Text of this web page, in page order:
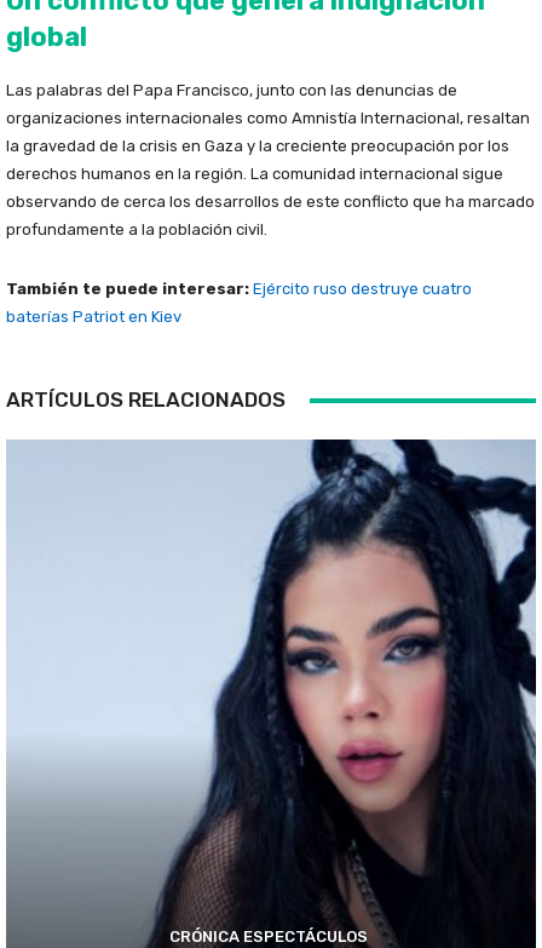
global
Las palabras del Papa Francisco, junto con las denuncias de
organizaciones internacionales como Amnistía Internacional, resaltan
la gravedad de la crisis en Gaza y la creciente preocupación por los
derechos humanos en la región. La comunidad internacional sigue
observando de cerca los desarrollos de este conflicto que ha marcado
profundamente a la población civil.
También te puede interesar: Ejército ruso destruye cuatro
baterías Patriot en Kiev
ARTÍCULOS RELACIONADOS
CRÓNICA ESPECTÁCULOS